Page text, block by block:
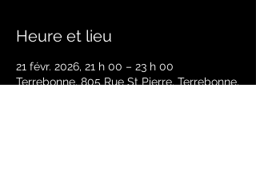
Heure et lieu
21 févr. 2026, 21 h 00 – 23 h 00
Terrebonne, 805 Rue St Pierre, Terrebonne,